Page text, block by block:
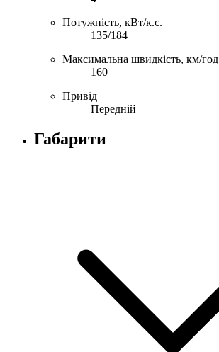
Потужність, кВт/к.с.
135/184
Максимальна швидкість, км/год
160
Привід
Передній
Габарити